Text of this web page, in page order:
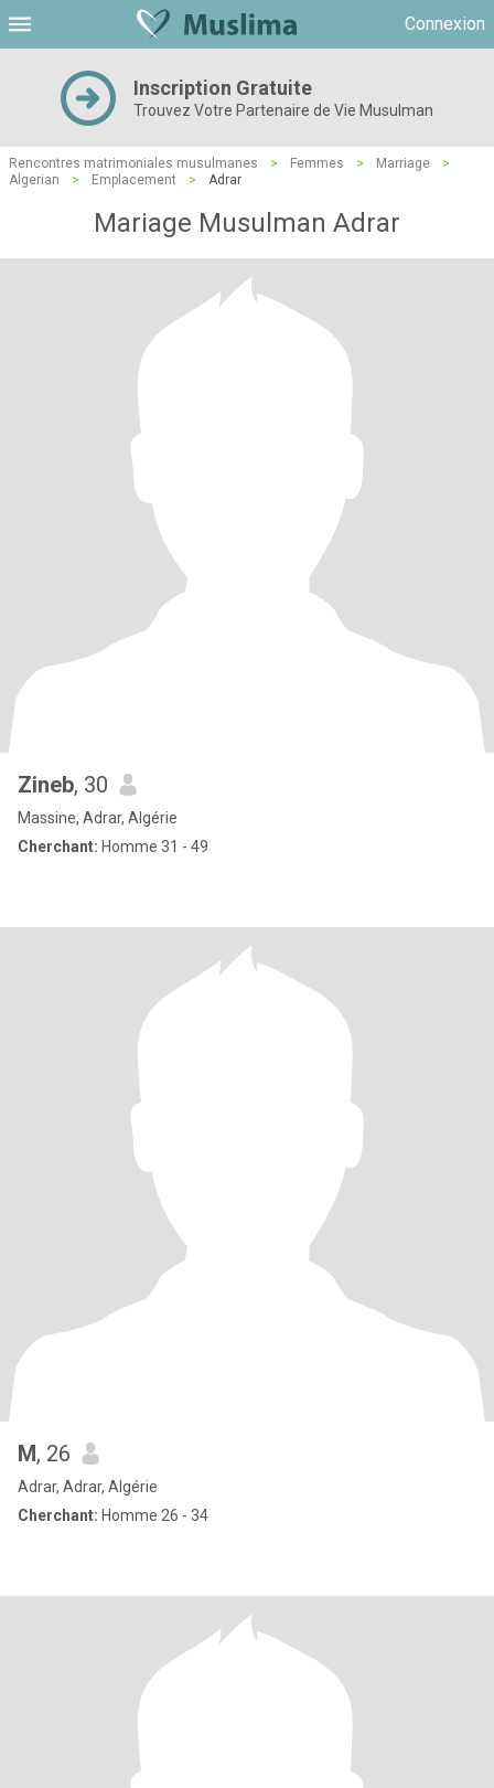
Connexion
Inscription Gratuite
Trouvez Votre Partenaire de Vie Musulman
Rencontres matrimoniales musulmanes > Femmes > Marriage
>
Algerian
> Emplacement > Adrar
Mariage Musulman Adrar
Zineb, 30
Massine, Adrar, Algérie
Cherchant: Homme 31 - 49
M, 26
Adrar, Adrar, Algérie
Cherchant: Homme 26 - 34